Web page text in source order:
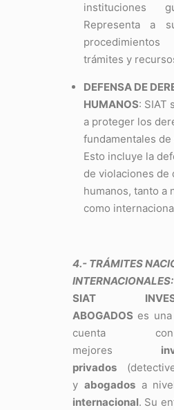
instituciones
Representa a
procedimientos
trámites y
DEFENSA DE
HUMANOS: SIAT
a proteger los
fundamentales
Esto incluye la
de violaciones de
humanos, tanto a
como
4.- TRÁMITES
INTERNACIONALES:
SIAT
ABOGADOS es
cuenta
mejores
privados
y abogadosa
internacional. Su